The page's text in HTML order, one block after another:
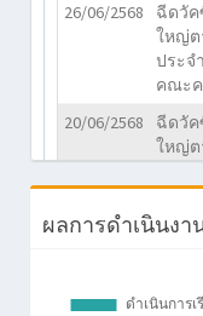
26/06/2568
ฉีดวัค
ใหญ่ต
ประจ
คณะ
20/06/2568
ฉีดวัค
ใหญ่ต
คณะ
19/06/2568
ฉีดวัค
คณะ
ผลการดำเนินงา